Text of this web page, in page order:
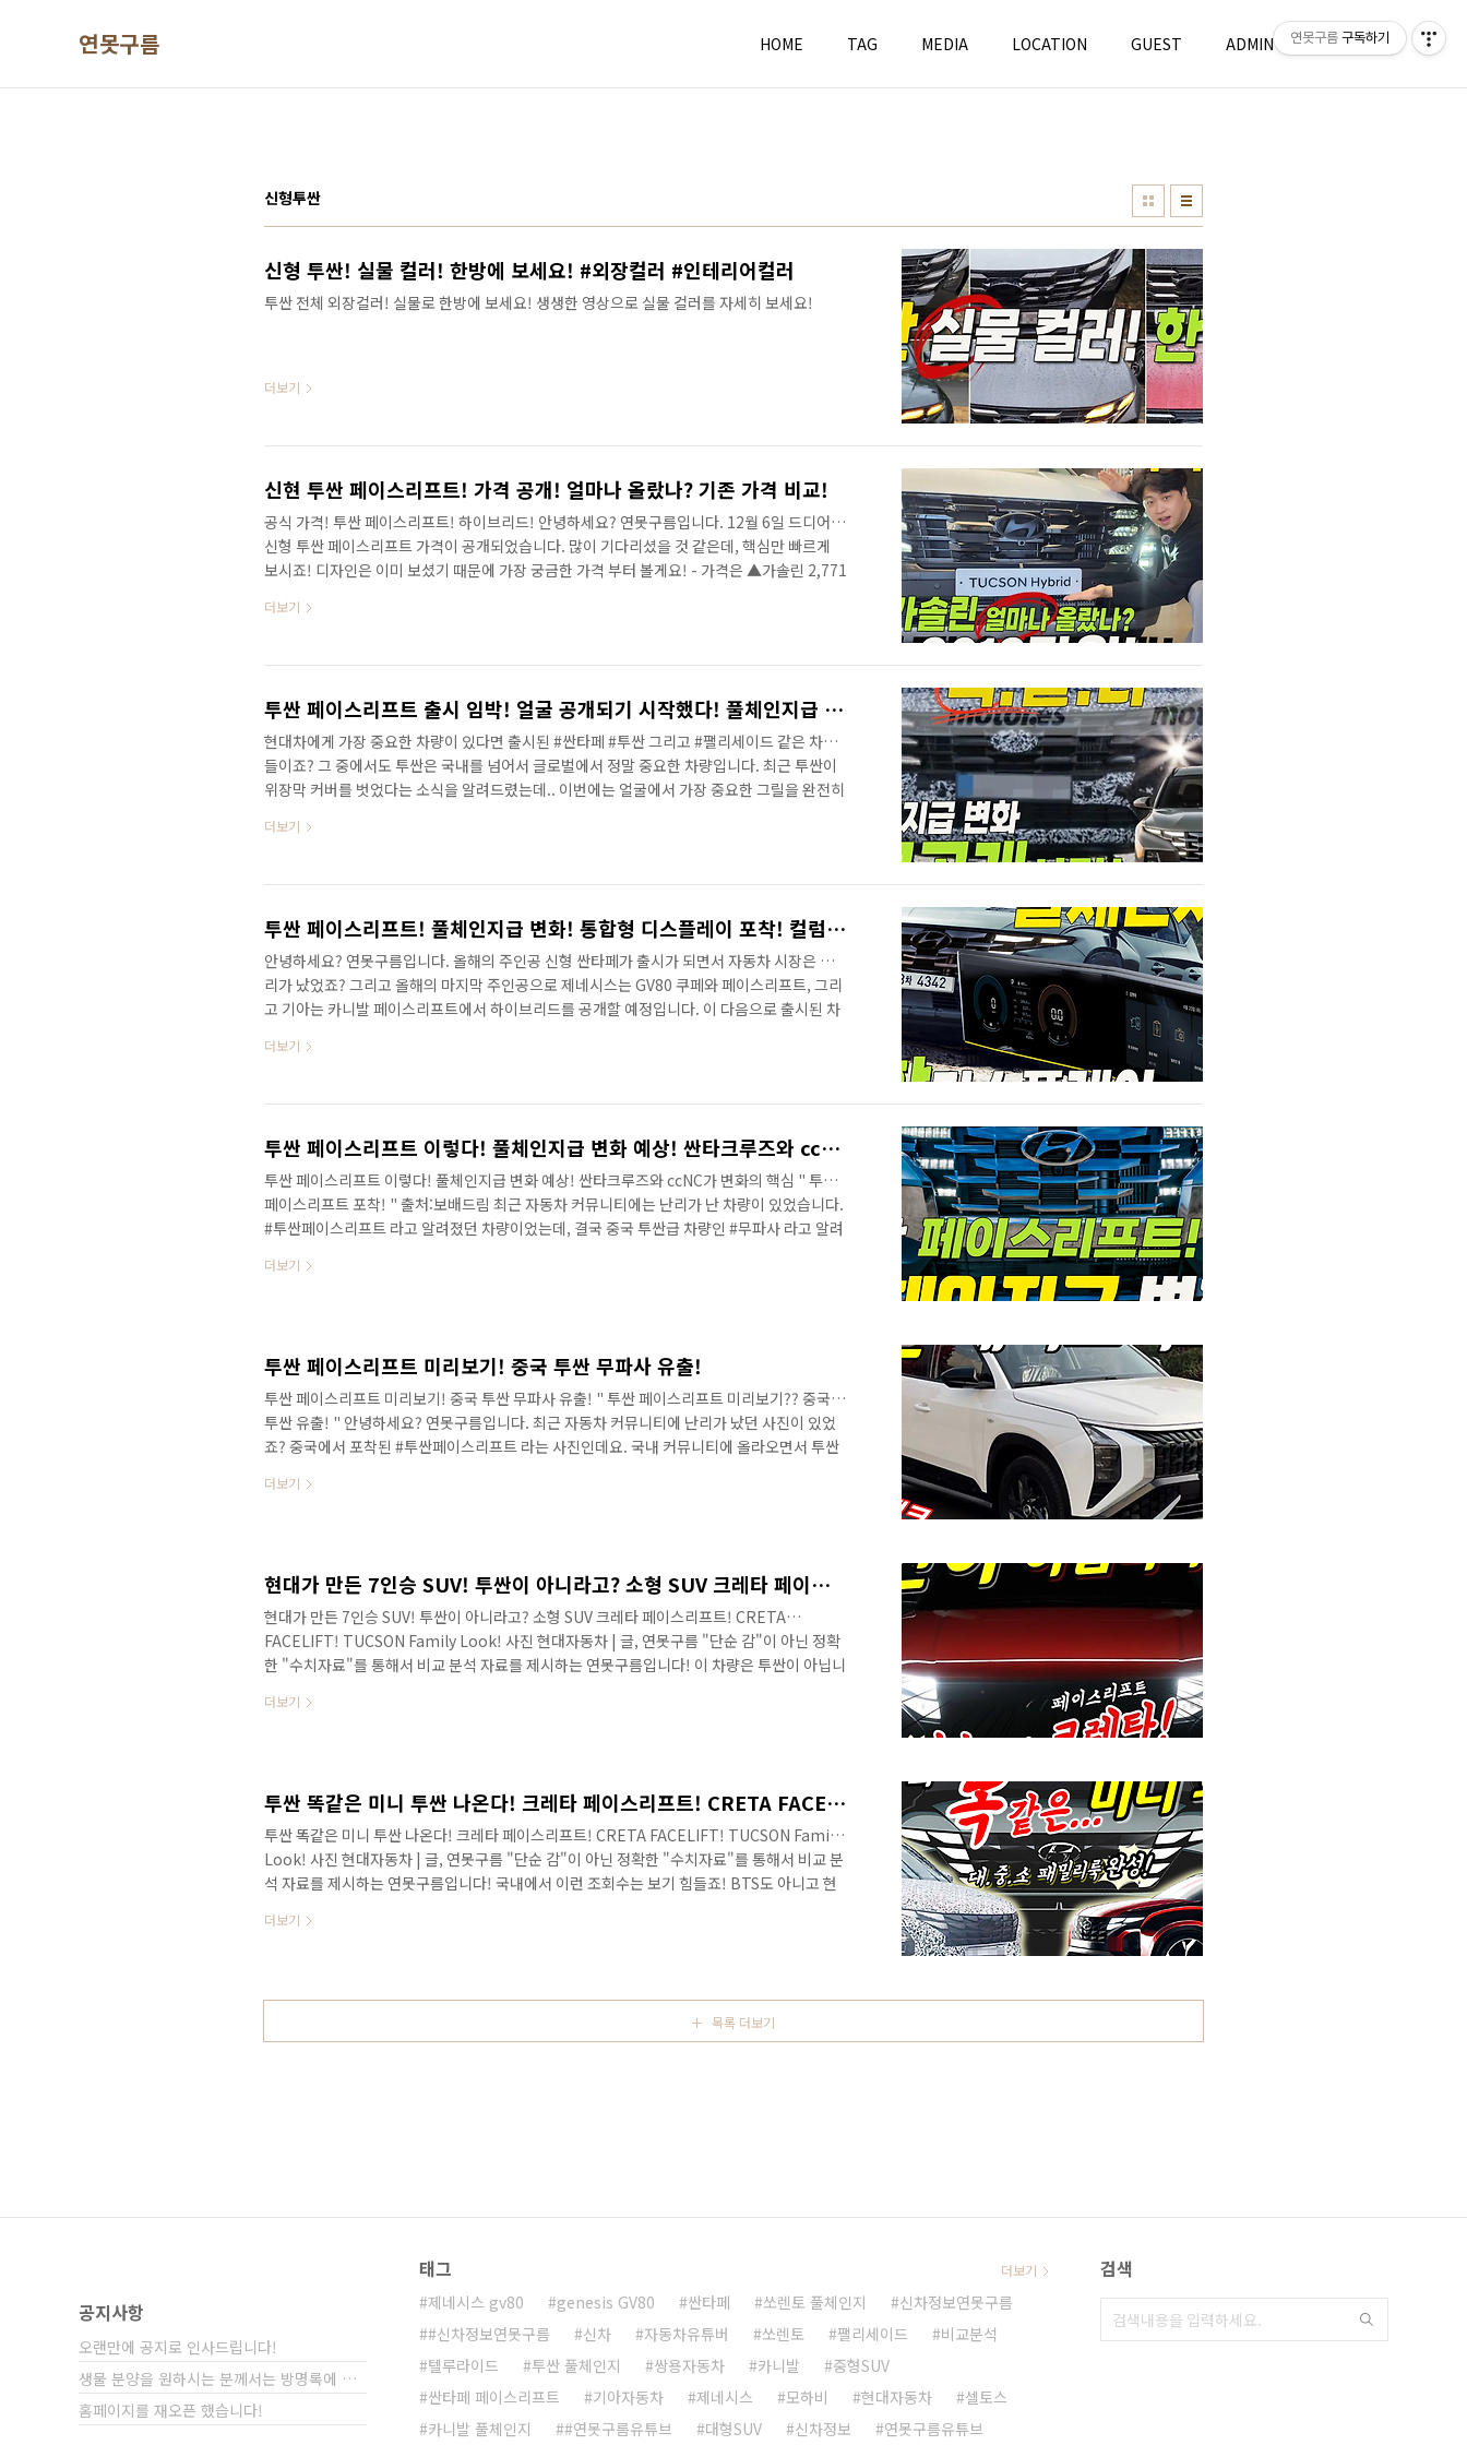
연못구름 HOME TAG MEDIA LOCATION GUEST ADMIN WRITE
신형투싼
신형 투싼! 실물 컬러! 한방에 보세요! #외장컬러 #인테리어컬러
투싼 전체 외장컬러! 실물로 한방에 보세요! 생생한 영상으로 실물 컬러를 자세히 보세요!
더보기
신현 투싼 페이스리프트! 가격 공개! 얼마나 올랐나? 기존 가격 비교!
공식 가격! 투싼 페이스리프트! 하이브리드! 안녕하세요? 연못구름입니다. 12월 6일 드디어
신형 투싼 페이스리프트 가격이 공개되었습니다. 많이 기다리셨을 것 같은데, 핵심만 빠르게
보시죠! 디자인은 이미 보셨기 때문에 가장 궁금한 가격 부터 볼게요! - 가격은 ▲가솔린 2,771
명 후에 얼마나 달라진 것인지 비교해 보겠습니다. 영상으로 정확한 정보를 가장 먼저 만나보세
더보기
투싼 페이스리프트 출시 임박! 얼굴 공개되기 시작했다! 풀체인지급 변화
현대차에게 가장 중요한 차량이 있다면 출시된 #싼타페 #투싼 그리고 #팰리세이드 같은 차량
들이죠? 그 중에서도 투싼은 국내를 넘어서 글로벌에서 정말 중요한 차량입니다. 최근 투싼이
위장막 커버를 벗었다는 소식을 알려드렸는데.. 이번에는 얼굴에서 가장 중요한 그릴을 완전히
더보기
투싼 페이스리프트! 풀체인지급 변화! 통합형 디스플레이 포착! 컬럼식 변속레버! 싼타크루즈! ccNC가 변화의 핵심
안녕하세요? 연못구름입니다. 올해의 주인공 신형 싼타페가 출시가 되면서 자동차 시장은 난
리가 났었죠? 그리고 올해의 마지막 주인공으로 제네시스는 GV80 쿠페와 페이스리프트, 그리
고 기아는 카니발 페이스리프트에서 하이브리드를 공개할 예정입니다. 이 다음으로 출시된 차
지급 변화라고 알려드렸는데.. 기존에 소소한 변화로 알려져서인지..의아하다는 반응이 많았습
것이라고 알려드렸습니다. 놀라지 마세요! 해외에서 투싼 페이스리프트 실내가 포착되었습니
더보기
투싼 페이스리프트 이렇다! 풀체인지급 변화 예상! 싼타크루즈와 ccNC가 변화의 핵심
투싼 페이스리프트 이렇다! 풀체인지급 변화 예상! 싼타크루즈와 ccNC가 변화의 핵심 " 투싼
페이스리프트 포착! " 출처:보배드림 최근 자동차 커뮤니티에는 난리가 난 차량이 있었습니다.
#투싼페이스리프트 라고 알려졌던 차량이었는데, 결국 중국 투싼급 차량인 #무파사 라고 알려
정도로 높은 인기를 얻고 있는데.. 국내도 인기가 많지만 해외에서 더욱 사랑받는 SUV입니다.
더보기
투싼 페이스리프트 미리보기! 중국 투싼 무파사 유출!
투싼 페이스리프트 미리보기! 중국 투싼 무파사 유출! " 투싼 페이스리프트 미리보기?? 중국
투싼 유출! " 안녕하세요? 연못구름입니다. 최근 자동차 커뮤니티에 난리가 났던 사진이 있었
죠? 중국에서 포착된 #투싼페이스리프트 라는 사진인데요. 국내 커뮤니티에 올라오면서 투싼
완전히 공개된 차량을 보시죠! 중국 베이징 현대에서 만든 차량이고, 이름은 #무파사 입니다.
더보기
현대가 만든 7인승 SUV! 투싼이 아니라고? 소형 SUV 크레타 페이스리프트! CRETA FACELIFT! TUCSON Family Look!
현대가 만든 7인승 SUV! 투싼이 아니라고? 소형 SUV 크레타 페이스리프트! CRETA
FACELIFT! TUCSON Family Look! 사진 현대자동차 | 글, 연못구름 "단순 감"이 아닌 정확
한 "수치자료"를 통해서 비교 분석 자료를 제시하는 연못구름입니다! 이 차량은 투싼이 아닙니
보다 세부적인 정보를 확인할 수 있습니다. 안녕하세요? 연못구름입니다! 현대차가 드디어 패
더보기
투싼 똑같은 미니 투싼 나온다! 크레타 페이스리프트! CRETA FACELIFT! TUCSON Family Look!
투싼 똑같은 미니 투싼 나온다! 크레타 페이스리프트! CRETA FACELIFT! TUCSON Family
Look! 사진 현대자동차 | 글, 연못구름 "단순 감"이 아닌 정확한 "수치자료"를 통해서 비교 분
석 자료를 제시하는 연못구름입니다! 국내에서 이런 조회수는 보기 힘들죠! BTS도 아니고 현
많다고 하지만.. 인도 시장에서 불티나게 판매되는 차량이죠! 그런데 이 차량이 투싼과 꼭 닮은
있는데, 현대차그룹은 중국, 러시..
더보기
목록 더보기
공지사항
오랜만에 공지로 인사드립니다!
생물 분양을 원하시는 분께서는 방명록에 비밀글⋯
홈페이지를 재오픈 했습니다!
태그
제네시스 gv80 genesis GV80 싼타페 쏘렌토 풀체인지
신차정보연못구름
#신차정보연못구름
신차 자동차유튜버 쏘렌토 팰리세이드
비교분석
텔루라이드
투싼 풀체인지 쌍용자동차 카니발
중형SUV
싼타페 페이스리프트
기아자동차 제네시스 모하비 현대자동차
셀토스
카니발 풀체인지
#연못구름유튜브 대형SUV 신차정보 연못구름유튜브
더보기 검색
연못구름 구독하기